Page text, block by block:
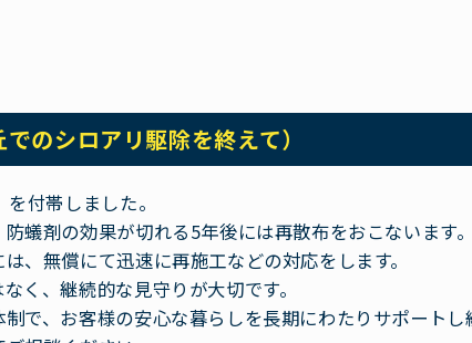
のシロアリ駆除を終えて）
付帯しました。
蟻剤の効果が切れる5年後には再散布をおこないます
、無償にて迅速に再施工などの対応をします。
く、継続的な見守りが大切です。
で、お客様の安心な暮らしを長期にわたりサポートし